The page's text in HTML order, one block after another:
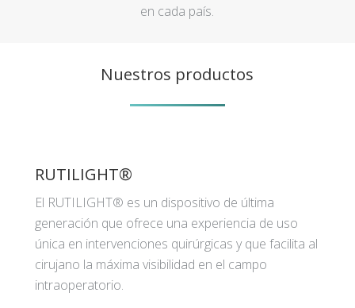
en cada país.
Nuestros productos
RUTILIGHT®
El RUTILIGHT® es un dispositivo de última
generación que ofrece una experiencia de uso
única en intervenciones quirúrgicas y que facilita al
cirujano la máxima visibilidad en el campo
intraoperatorio.